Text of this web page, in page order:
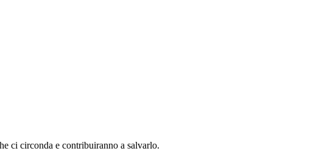
ci circonda e contribuiranno a salvarlo.